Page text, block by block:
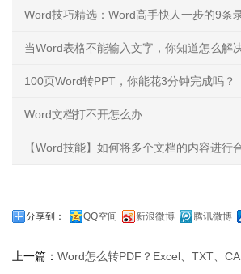
Word技巧精选：Word高手快人一步的9条
当Word表格不能输入文字，你知道怎么解
100页Word转PPT，你能花3分钟完成吗？
Word文档打不开怎么办
【Word技能】如何将多个文档的内容进行
分享到： QQ空间 新浪微博 腾讯微博
上一篇： Word怎么转PDF？Excel、TXT、